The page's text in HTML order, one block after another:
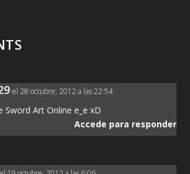
el 28 octubre, 2012 a las 22:54
Sword Art Online e_e xD
Accede para responder